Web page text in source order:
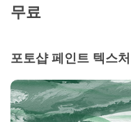
무료
포토샵 페인트 텍스